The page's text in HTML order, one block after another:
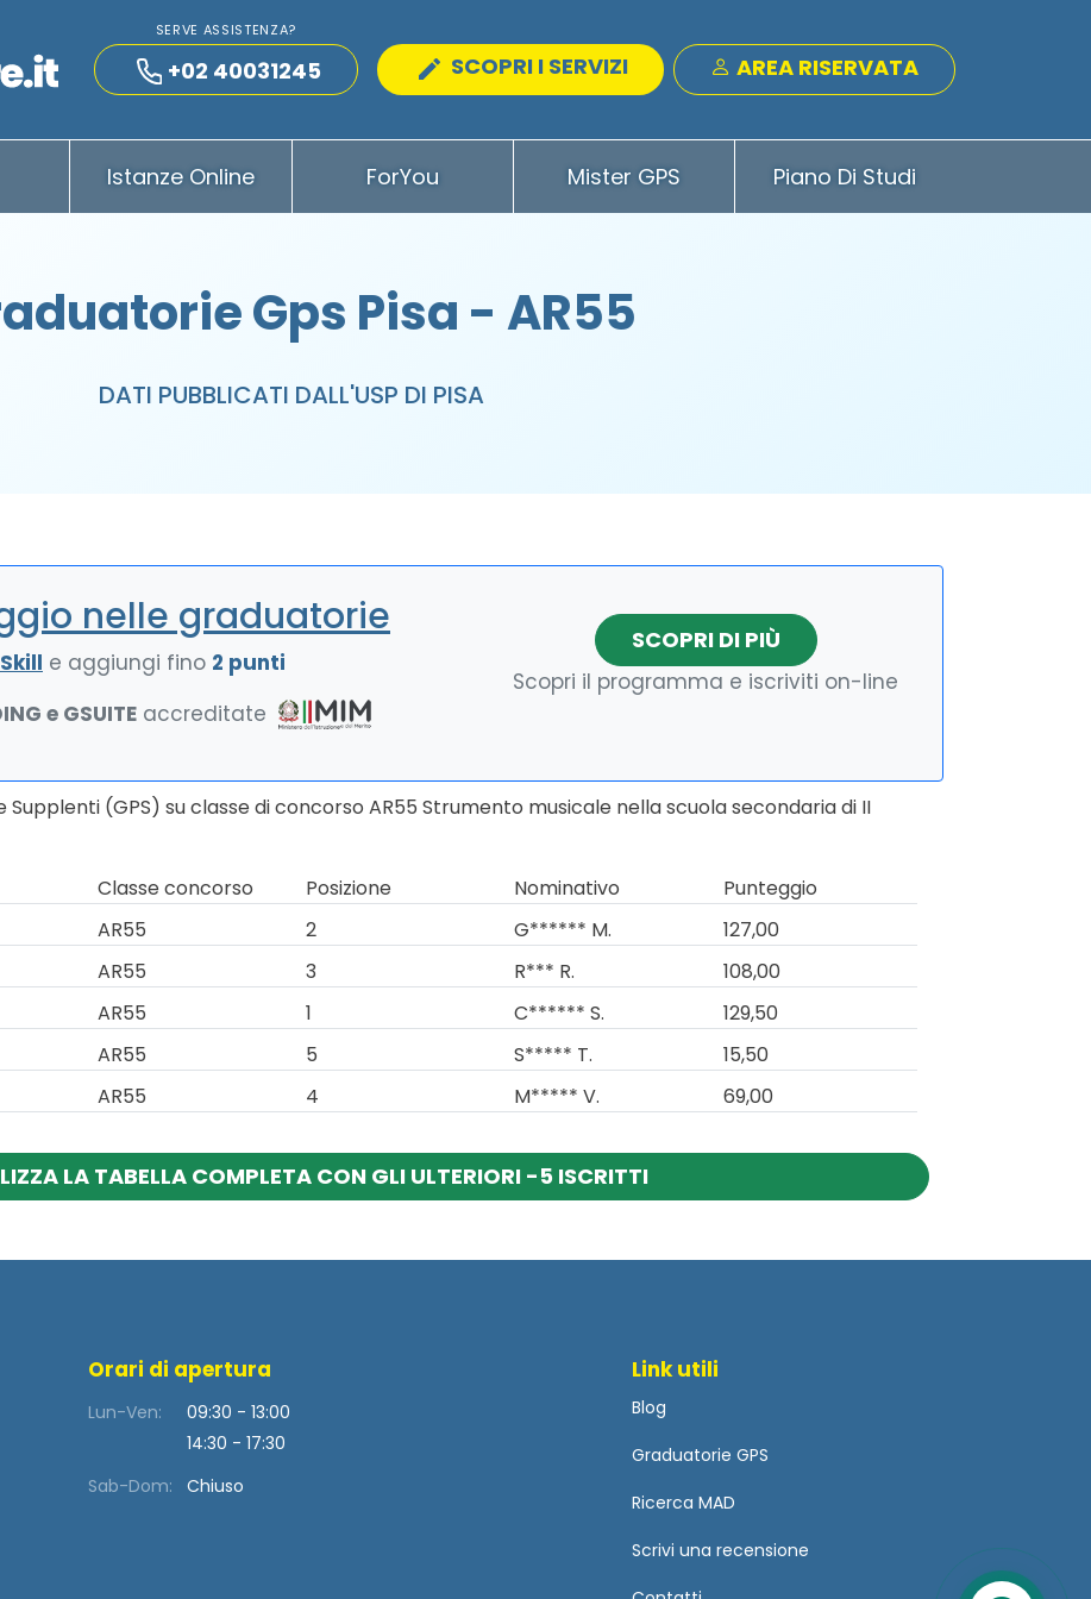
SERVE ASSISTENZA?
+02 40031245 SCOPRI I SERVIZI AREA RISERVATA
Istanze Online ForYou Mister GPS Piano Di Studi
Gps Pisa - AR55
DATI PUBBLICATI DALL'USP DI PISA
nelle graduatorie
e aggiungi fino 2 punti
e GSUITE accreditate
SCOPRI DI PIÙ
Scopri il programma e iscriviti on-line
(GPS) su classe di concorso AR55 Strumento musicale nella scuola secondaria di II
Classe concorso Posizione Nominativo
Punteggio
AR55 2 G****** M.
127,00
AR55 3 R*** R.
108,00
AR55 1 C****** S.
129,50
AR55 5 S***** T.
15,50
AR55 4 M***** V. 69,00
LA TABELLA COMPLETA CON GLI ULTERIORI -5 ISCRITTI
Orari di apertura
Lun-Ven:
09:30 - 13:00
14:30 - 17:30
Sab-Dom:
Chiuso
Link utili
Blog
Graduatorie GPS
Ricerca MAD
Scrivi una recensione